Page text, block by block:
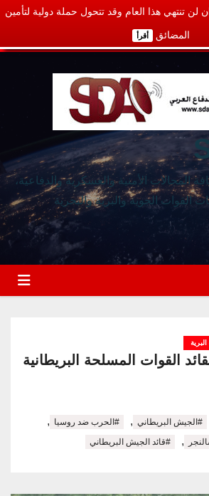
لن تنتهي هذا العام وقد تتحول حملة دولية لتأمين
المضائق أقرأ
الأمنية والعسكرية والدفاعية،
الجوية والبرية والبحرية
البرية
القوات المسلحة البريطانية
#الجيش البريطاني , #الحرب ضد روسيا ,
, #قائد الجيش البريطاني